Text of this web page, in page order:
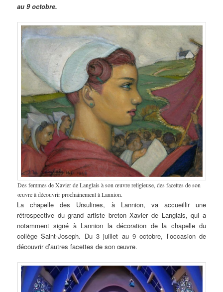
au 9 octobre.
Des femmes de Xavier de Langlais à son œuvre religieuse, des facettes de son
œuvre à découvrir prochainement à Lannion.
La chapelle des Ursulines, à Lannion, va accueillir une
rétrospective du grand artiste breton Xavier de Langlais, qui a
notamment signé à Lannion la décoration de la chapelle du
collège Saint-Joseph. Du 3 juillet au 9 octobre, l’occasion de
découvrir d’autres facettes de son œuvre.